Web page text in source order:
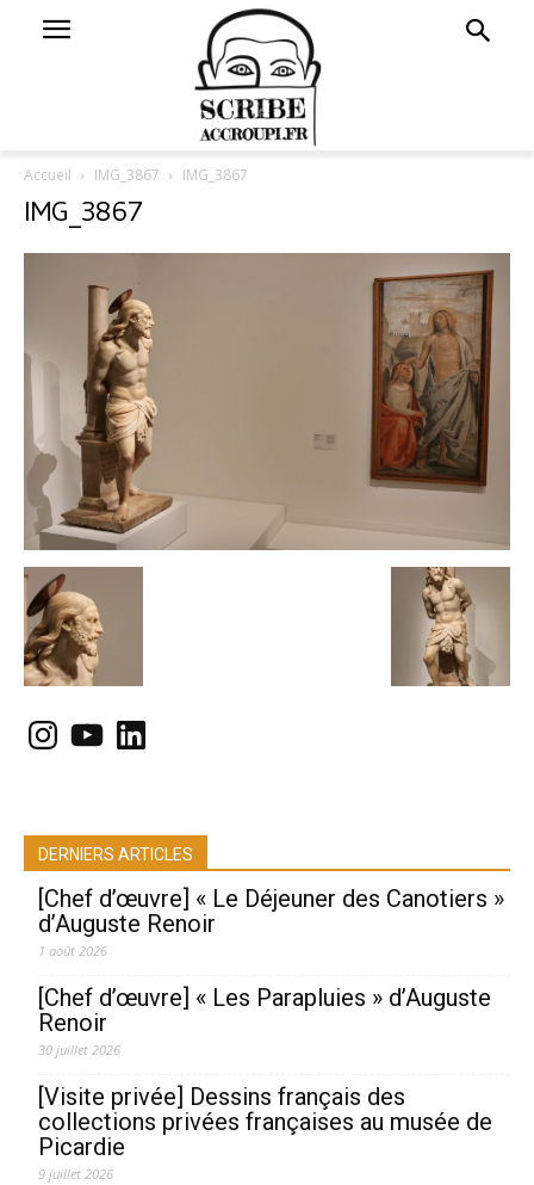
Accueil IMG_3867 IMG_3867
IMG_3867
Instagram
YouTubeLinkedIn
DERNIERS ARTICLES
[Chef d’œuvre] « Le Déjeuner des Canotiers »
d’Auguste Renoir
1 août 2026
[Chef d’œuvre] « Les Parapluies » d’Auguste
Renoir
30 juillet 2026
[Visite privée] Dessins français des
collections privées françaises au musée de
Picardie
9 juillet 2026